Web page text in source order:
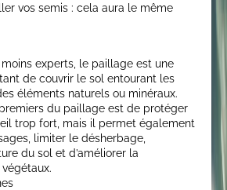
vos semis : cela aura le même
experts, le paillage est une
de couvrir le sol entourant les
éléments naturels ou minéraux.
premiers du paillage est de protéger
trop fort, mais il permet également
limiter le désherbage,
du sol et d’améliorer la